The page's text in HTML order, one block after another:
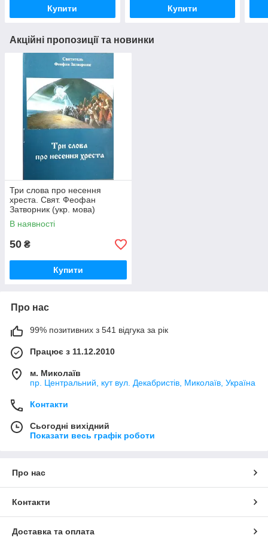
Купити Купити
Акційні пропозиції та новинки
Три слова про несення
хреста. Свят. Феофан
Затворник (укр. мова)
В наявності
50 ₴
Купити
Про нас
99% позитивних з 541 відгука за рік
Працює з 11.12.2010
м. Миколаїв
пр. Центральний, кут вул. Декабристів, Миколаїв, Україна
Контакти
Сьогодні вихідний
Показати весь графік роботи
Про нас
Контакти
Доставка та оплата